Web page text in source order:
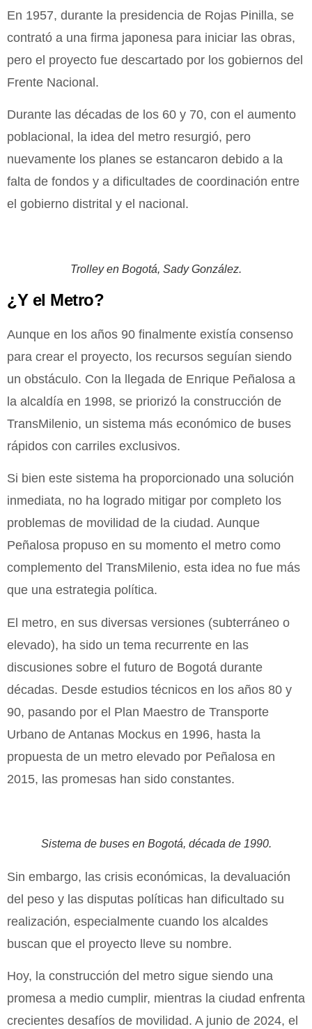
En 1957, durante la presidencia de Rojas Pinilla, se
contrató a una firma japonesa para iniciar las obras,
pero el proyecto fue descartado por los gobiernos del
Frente Nacional.
Durante las décadas de los 60 y 70, con el aumento
poblacional, la idea del metro resurgió, pero
nuevamente los planes se estancaron debido a la
falta de fondos y a dificultades de coordinación entre
el gobierno distrital y el nacional.
Trolley en Bogotá, Sady González.
¿Y el Metro?
Aunque en los años 90 finalmente existía consenso
para crear el proyecto, los recursos seguían siendo
un obstáculo. Con la llegada de Enrique Peñalosa a
la alcaldía en 1998, se priorizó la construcción de
TransMilenio, un sistema más económico de buses
rápidos con carriles exclusivos.
Si bien este sistema ha proporcionado una solución
inmediata, no ha logrado mitigar por completo los
problemas de movilidad de la ciudad. Aunque
Peñalosa propuso en su momento el metro como
complemento del TransMilenio, esta idea no fue más
que una estrategia política.
El metro, en sus diversas versiones (subterráneo o
elevado), ha sido un tema recurrente en las
discusiones sobre el futuro de Bogotá durante
décadas. Desde estudios técnicos en los años 80 y
90, pasando por el Plan Maestro de Transporte
Urbano de Antanas Mockus en 1996, hasta la
propuesta de un metro elevado por Peñalosa en
2015, las promesas han sido constantes.
Sistema de buses en Bogotá, década de 1990.
Sin embargo, las crisis económicas, la devaluación
del peso y las disputas políticas han dificultado su
realización, especialmente cuando los alcaldes
buscan que el proyecto lleve su nombre.
Hoy, la construcción del metro sigue siendo una
promesa a medio cumplir, mientras la ciudad enfrenta
crecientes desafíos de movilidad. A junio de 2024, el